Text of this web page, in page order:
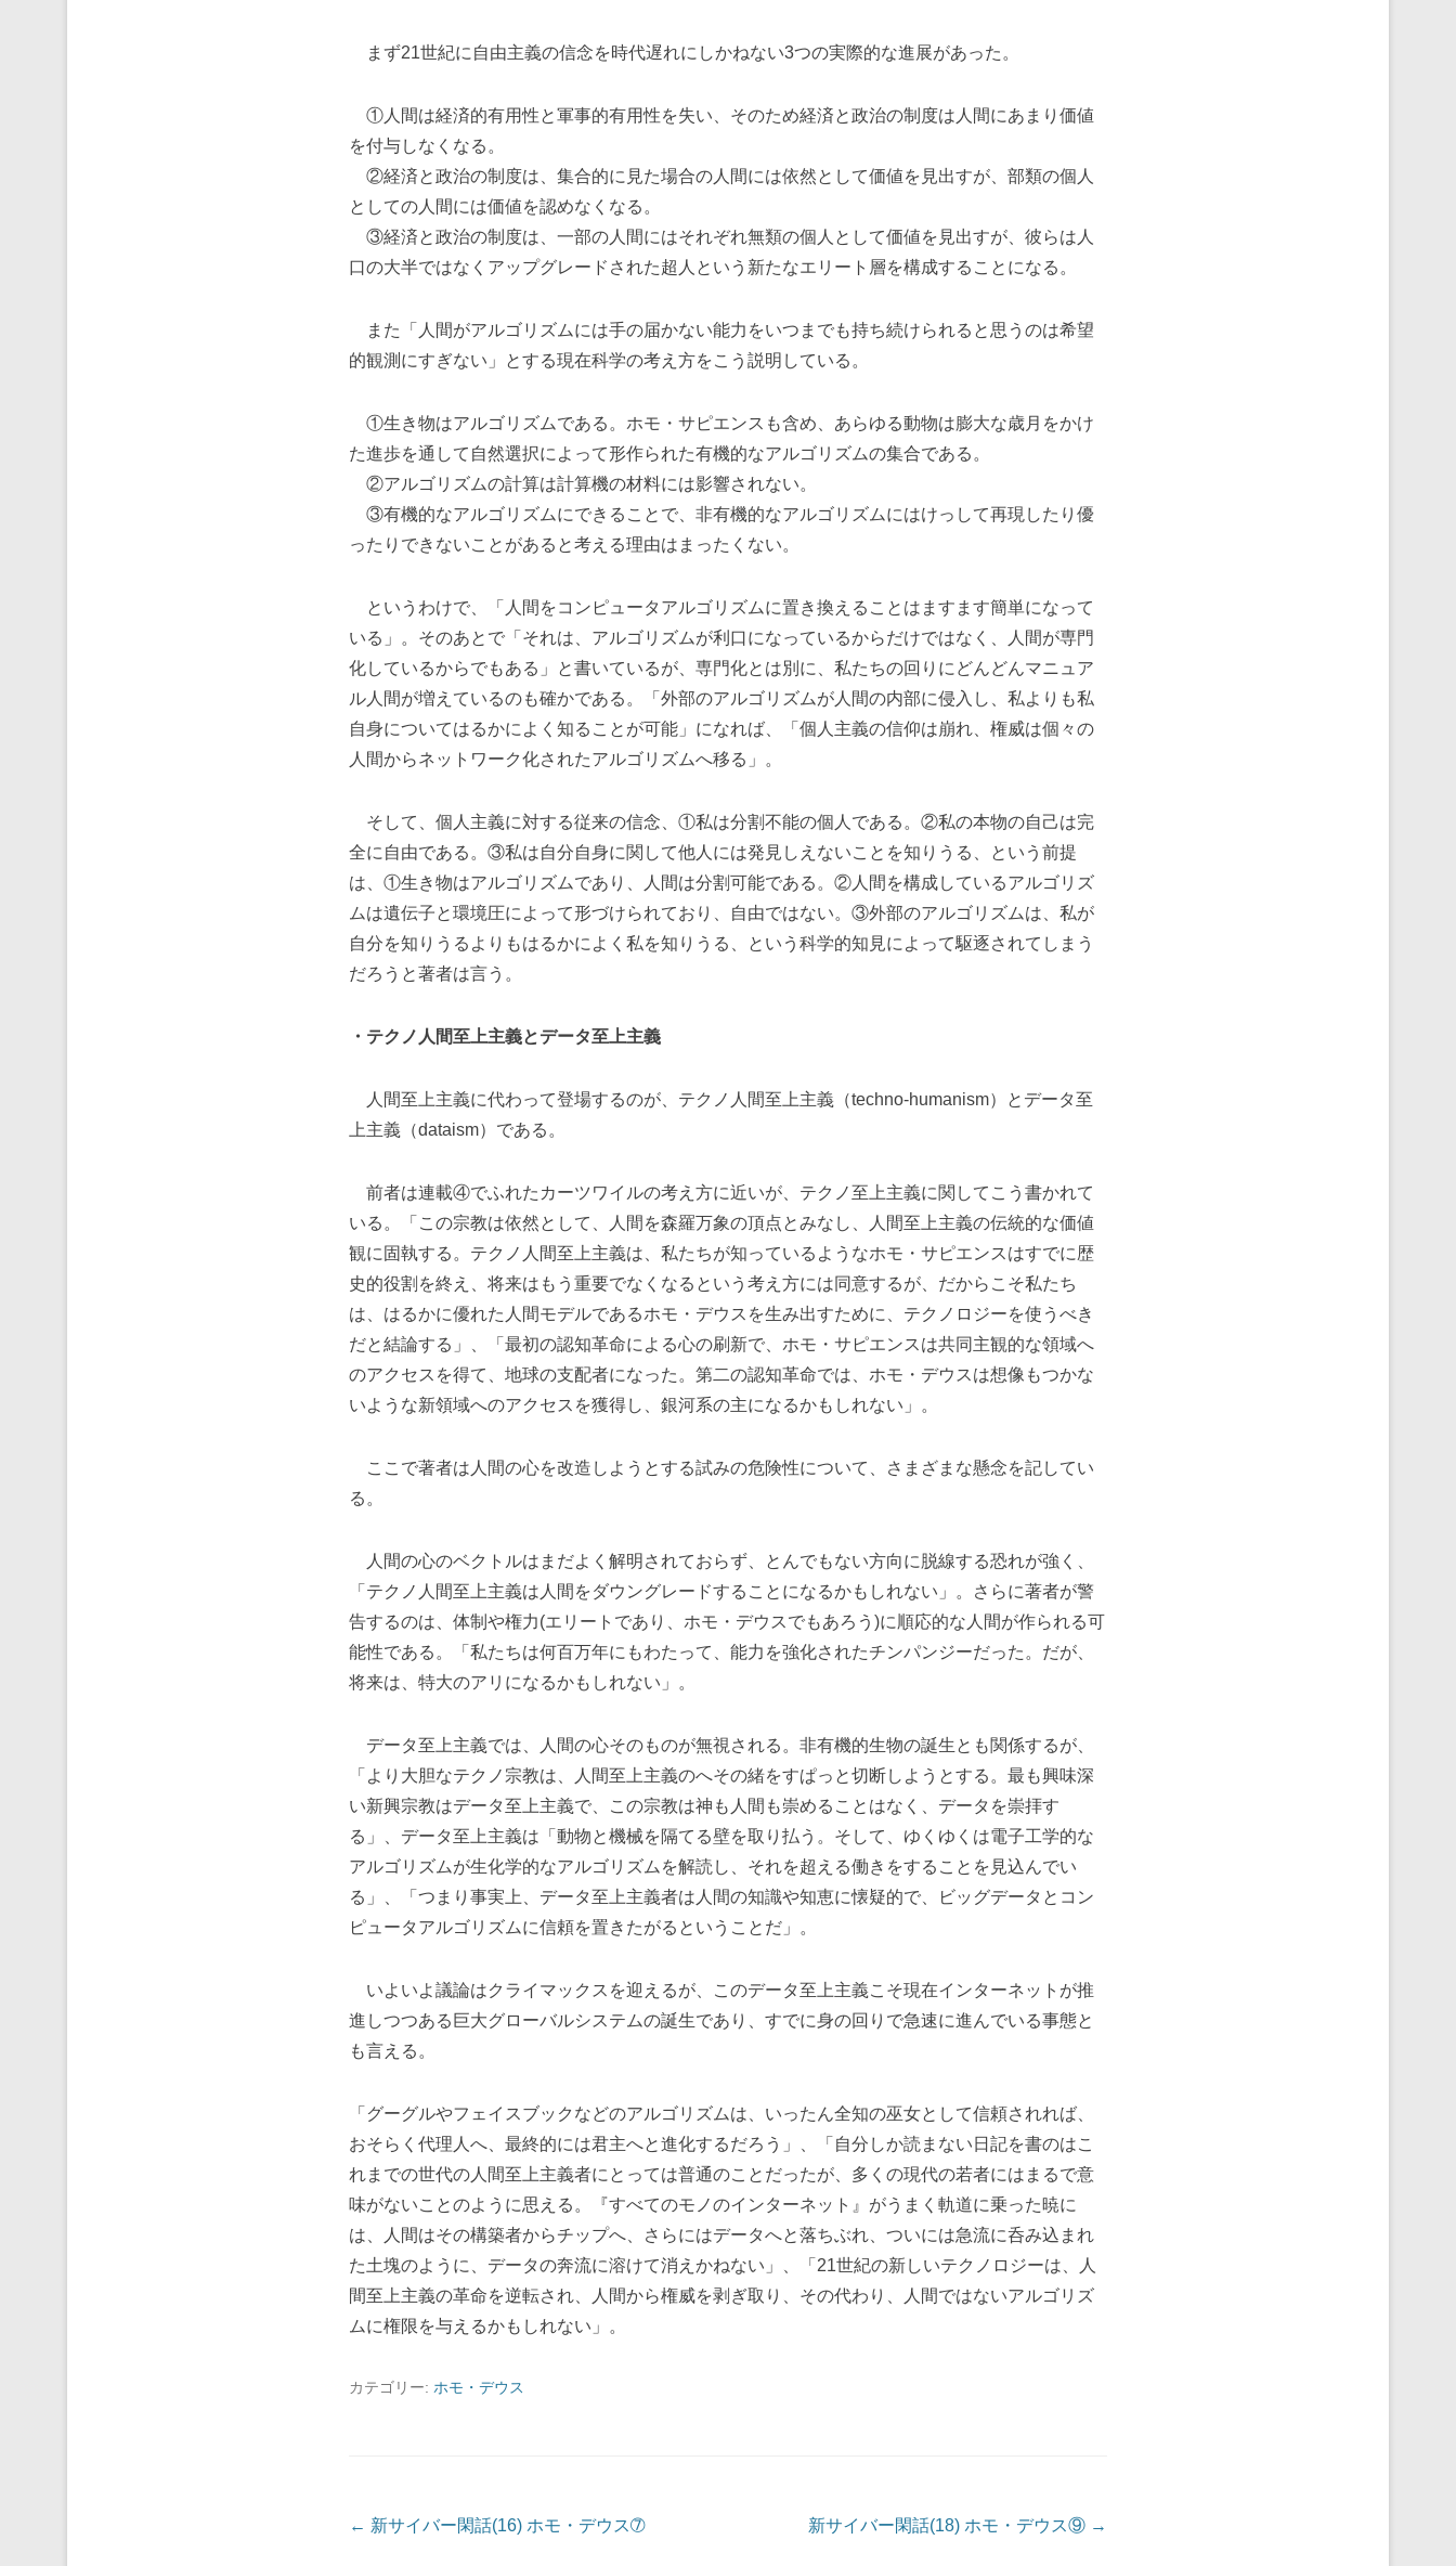
まず21世紀に自由主義の信念を時代遅れにしかねない3つの実際的な進展があった。
①人間は経済的有用性と軍事的有用性を失い、そのため経済と政治の制度は人間にあまり価値
を付与しなくなる。
②経済と政治の制度は、集合的に見た場合の人間には依然として価値を見出すが、部類の個人
としての人間には価値を認めなくなる。
③経済と政治の制度は、一部の人間にはそれぞれ無類の個人として価値を見出すが、彼らは人
口の大半ではなくアップグレードされた超人という新たなエリート層を構成することになる。
また「人間がアルゴリズムには手の届かない能力をいつまでも持ち続けられると思うのは希望
的観測にすぎない」とする現在科学の考え方をこう説明している。
①生き物はアルゴリズムである。ホモ・サピエンスも含め、あらゆる動物は膨大な歳月をかけ
た進歩を通して自然選択によって形作られた有機的なアルゴリズムの集合である。
②アルゴリズムの計算は計算機の材料には影響されない。
③有機的なアルゴリズムにできることで、非有機的なアルゴリズムにはけっして再現したり優
ったりできないことがあると考える理由はまったくない。
というわけで、「人間をコンピュータアルゴリズムに置き換えることはますます簡単になって
いる」。そのあとで「それは、アルゴリズムが利口になっているからだけではなく、人間が専門
化しているからでもある」と書いているが、専門化とは別に、私たちの回りにどんどんマニュア
ル人間が増えているのも確かである。「外部のアルゴリズムが人間の内部に侵入し、私よりも私
自身についてはるかによく知ることが可能」になれば、「個人主義の信仰は崩れ、権威は個々の
人間からネットワーク化されたアルゴリズムへ移る」。
そして、個人主義に対する従来の信念、①私は分割不能の個人である。②私の本物の自己は完
全に自由である。③私は自分自身に関して他人には発見しえないことを知りうる、という前提
は、①生き物はアルゴリズムであり、人間は分割可能である。②人間を構成しているアルゴリズ
ムは遺伝子と環境圧によって形づけられており、自由ではない。③外部のアルゴリズムは、私が
自分を知りうるよりもはるかによく私を知りうる、という科学的知見によって駆逐されてしまう
だろうと著者は言う。
・テクノ人間至上主義とデータ至上主義
人間至上主義に代わって登場するのが、テクノ人間至上主義（techno-humanism）とデータ至
上主義（dataism）である。
前者は連載④でふれたカーツワイルの考え方に近いが、テクノ至上主義に関してこう書かれて
いる。「この宗教は依然として、人間を森羅万象の頂点とみなし、人間至上主義の伝統的な価値
観に固執する。テクノ人間至上主義は、私たちが知っているようなホモ・サピエンスはすでに歴
史的役割を終え、将来はもう重要でなくなるという考え方には同意するが、だからこそ私たち
は、はるかに優れた人間モデルであるホモ・デウスを生み出すために、テクノロジーを使うべき
だと結論する」、「最初の認知革命による心の刷新で、ホモ・サピエンスは共同主観的な領域へ
のアクセスを得て、地球の支配者になった。第二の認知革命では、ホモ・デウスは想像もつかな
いような新領域へのアクセスを獲得し、銀河系の主になるかもしれない」。
ここで著者は人間の心を改造しようとする試みの危険性について、さまざまな懸念を記してい
る。
人間の心のベクトルはまだよく解明されておらず、とんでもない方向に脱線する恐れが強く、
「テクノ人間至上主義は人間をダウングレードすることになるかもしれない」。さらに著者が警
告するのは、体制や権力(エリートであり、ホモ・デウスでもあろう)に順応的な人間が作られる可
能性である。「私たちは何百万年にもわたって、能力を強化されたチンパンジーだった。だが、
将来は、特大のアリになるかもしれない」。
データ至上主義では、人間の心そのものが無視される。非有機的生物の誕生とも関係するが、
「より大胆なテクノ宗教は、人間至上主義のへその緒をすぱっと切断しようとする。最も興味深
い新興宗教はデータ至上主義で、この宗教は神も人間も崇めることはなく、データを崇拝す
る」、データ至上主義は「動物と機械を隔てる壁を取り払う。そして、ゆくゆくは電子工学的な
アルゴリズムが生化学的なアルゴリズムを解読し、それを超える働きをすることを見込んでい
る」、「つまり事実上、データ至上主義者は人間の知識や知恵に懐疑的で、ビッグデータとコン
ピュータアルゴリズムに信頼を置きたがるということだ」。
いよいよ議論はクライマックスを迎えるが、このデータ至上主義こそ現在インターネットが推
進しつつある巨大グローバルシステムの誕生であり、すでに身の回りで急速に進んでいる事態と
も言える。
「グーグルやフェイスブックなどのアルゴリズムは、いったん全知の巫女として信頼されれば、
おそらく代理人へ、最終的には君主へと進化するだろう」、「自分しか読まない日記を書のはこ
れまでの世代の人間至上主義者にとっては普通のことだったが、多くの現代の若者にはまるで意
味がないことのように思える。『すべてのモノのインターネット』がうまく軌道に乗った暁に
は、人間はその構築者からチップへ、さらにはデータへと落ちぶれ、ついには急流に呑み込まれ
た土塊のように、データの奔流に溶けて消えかねない」、「21世紀の新しいテクノロジーは、人
間至上主義の革命を逆転され、人間から権威を剥ぎ取り、その代わり、人間ではないアルゴリズ
ムに権限を与えるかもしれない」。
カテゴリー: ホモ・デウス
投稿ナビゲーション
← 新サイバー閑話(16) ホモ・デウス➆ 新サイバー閑話(18) ホモ・デウス⑨ →